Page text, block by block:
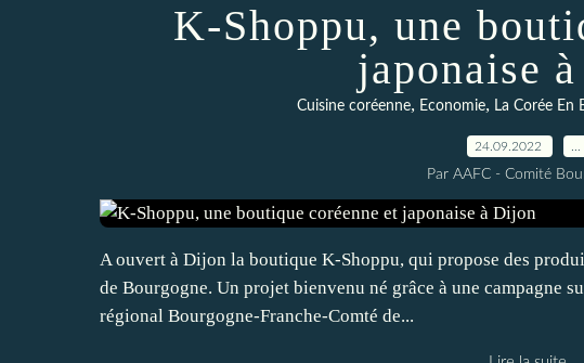
K-Shoppu, une
japonaise
Cuisine coréenne, Economie, La Corée En
24.09.2022
Par AAFC - Comité
A ouvert à Dijon la boutique K-Shoppu, qui propose des
de Bourgogne. Un projet bienvenu né grâce à une campagne
régional Bourgogne-Franche-Comté de...